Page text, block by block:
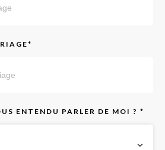
ENTENDU PARLER DE MOI ? *